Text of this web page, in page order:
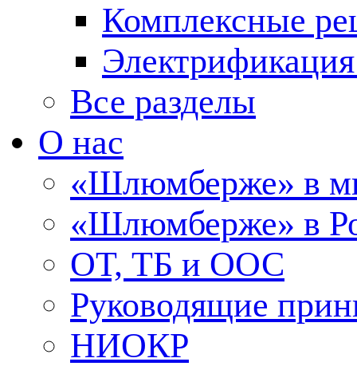
Комплексные
Все разделы
О нас
«Шлюмберже» в
«Шлюмберже» в
ОТ, ТБ и ООС
Руководящие
НИОКР